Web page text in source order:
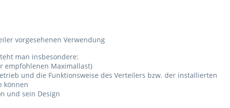
vorgesehenen Verwendung
man insbesondere:
empfohlenen Maximallast)
und die Funktionsweise des Verteilers bzw. der installierten
können
und sein Design